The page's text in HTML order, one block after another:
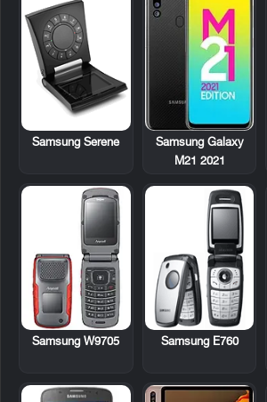
Samsung Galaxy
M21 2021
Samsung Serene
Samsung E760
Samsung W9705